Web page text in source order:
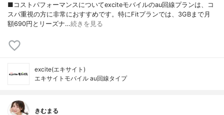
■コストパフォーマンスについてexciteモバイルのau回線プランは、コ
スパ重視の方に非常におすすめです。特にFitプランでは、3GBまで月
額690円とリーズナ…続きを見る
excite(エキサイト)
エキサイトモバイル au回線タイプ
きむまる